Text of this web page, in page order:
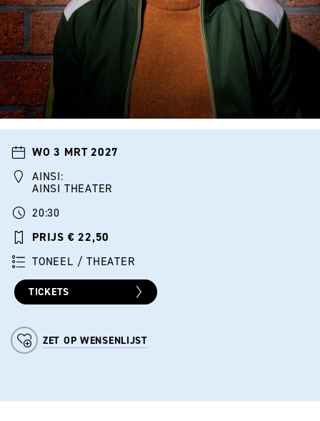
WO 3 MRT 2027
AINSI:
AINSI THEATER
20:30
PRIJS € 22,50
TONEEL / THEATER
TICKETS
ZET OP WENSENLIJST